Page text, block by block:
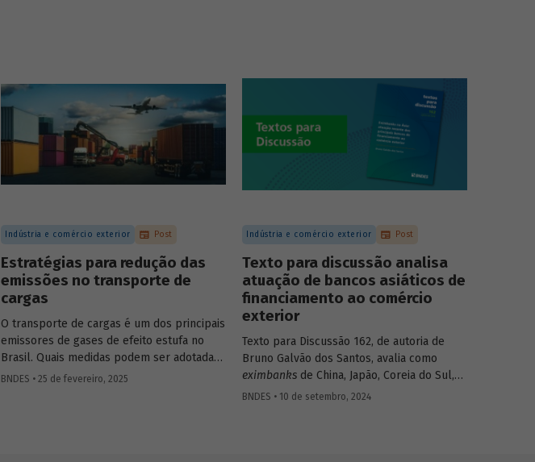
Indústria e comércio exterior Post
Estratégias para redução das
emissões no transporte de
cargas
O transporte de cargas é um dos principais
emissores de gases de efeito estufa no
Brasil. Quais medidas podem ser adotadas
para reduzir seu impacto ambiental?
BNDES • 25 de fevereiro, 2025
Indústria e comércio exterior Post
Texto para discussão analisa
atuação de bancos asiáticos de
financiamento ao comércio
exterior
Texto para Discussão 162, de autoria de
Bruno Galvão dos Santos, avalia como
eximbanks de China, Japão, Coreia do Sul,
Índia, Taiwan, Malásia, Tailândia e Turquia
BNDES • 10 de setembro, 2024